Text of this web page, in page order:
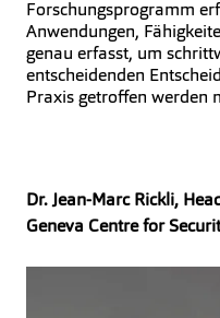
Forschungsprogramm
Anwendungen,
genau erfasst, um
entscheidenden
Praxis getroffen werden
Dr. Jean-Marc Rickli,
Geneva Centre for